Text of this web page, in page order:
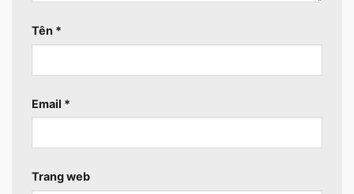
Tên *
Email *
Trang web